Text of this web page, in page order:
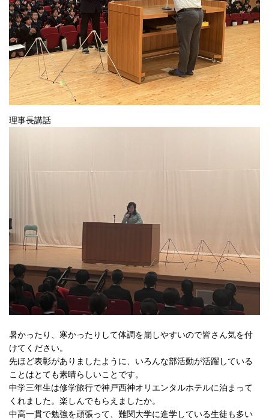
理事長講話
暑かったり、寒かったりして体調を崩しやすいので皆さん気を付
けてください。
先ほど表彰がありましたように、いろんな部活動が活躍している
ことはとても素晴らしいことです。
中学三年生は修学旅行で神戸西神オリエンタルホテルに泊まって
くれました。楽しんでもらえましたか。
中高一貫で勉強を頑張って、難関大学に進学している生徒も多い